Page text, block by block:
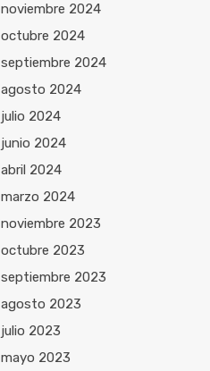
noviembre 2024
octubre 2024
septiembre 2024
agosto 2024
julio 2024
junio 2024
abril 2024
marzo 2024
noviembre 2023
octubre 2023
septiembre 2023
agosto 2023
julio 2023
mayo 2023